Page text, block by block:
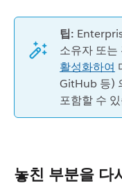
팁:
소유자 또는
활성화하여
GitHub 등)
포함할 수
놓친 부분을 다